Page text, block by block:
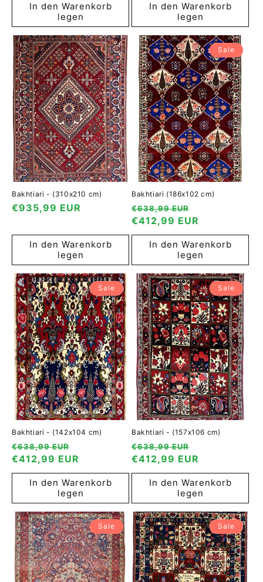
In den Warenkorb
legen
In den Warenkorb
legen
Bakhtiari - (310x210 cm)
Normaler
€935,99 EUR
In den Warenkorb
legen
Sale
Bakhtiari (186x102 cm)
Normaler
Preis
€638,99 EUR
€412,99 EUR
In den Warenkorb
legen
Sale
Bakhtiari - (142x104 cm)
Normaler
Preis
€638,99 EUR
Verkaufspreis
€412,99 EUR
In den Warenkorb
legen
Sale
Bakhtiari - (157x106 cm)
Normaler
Preis
€638,99 EUR
€412,99 EUR
In den Warenkorb
legen
Sale Sale